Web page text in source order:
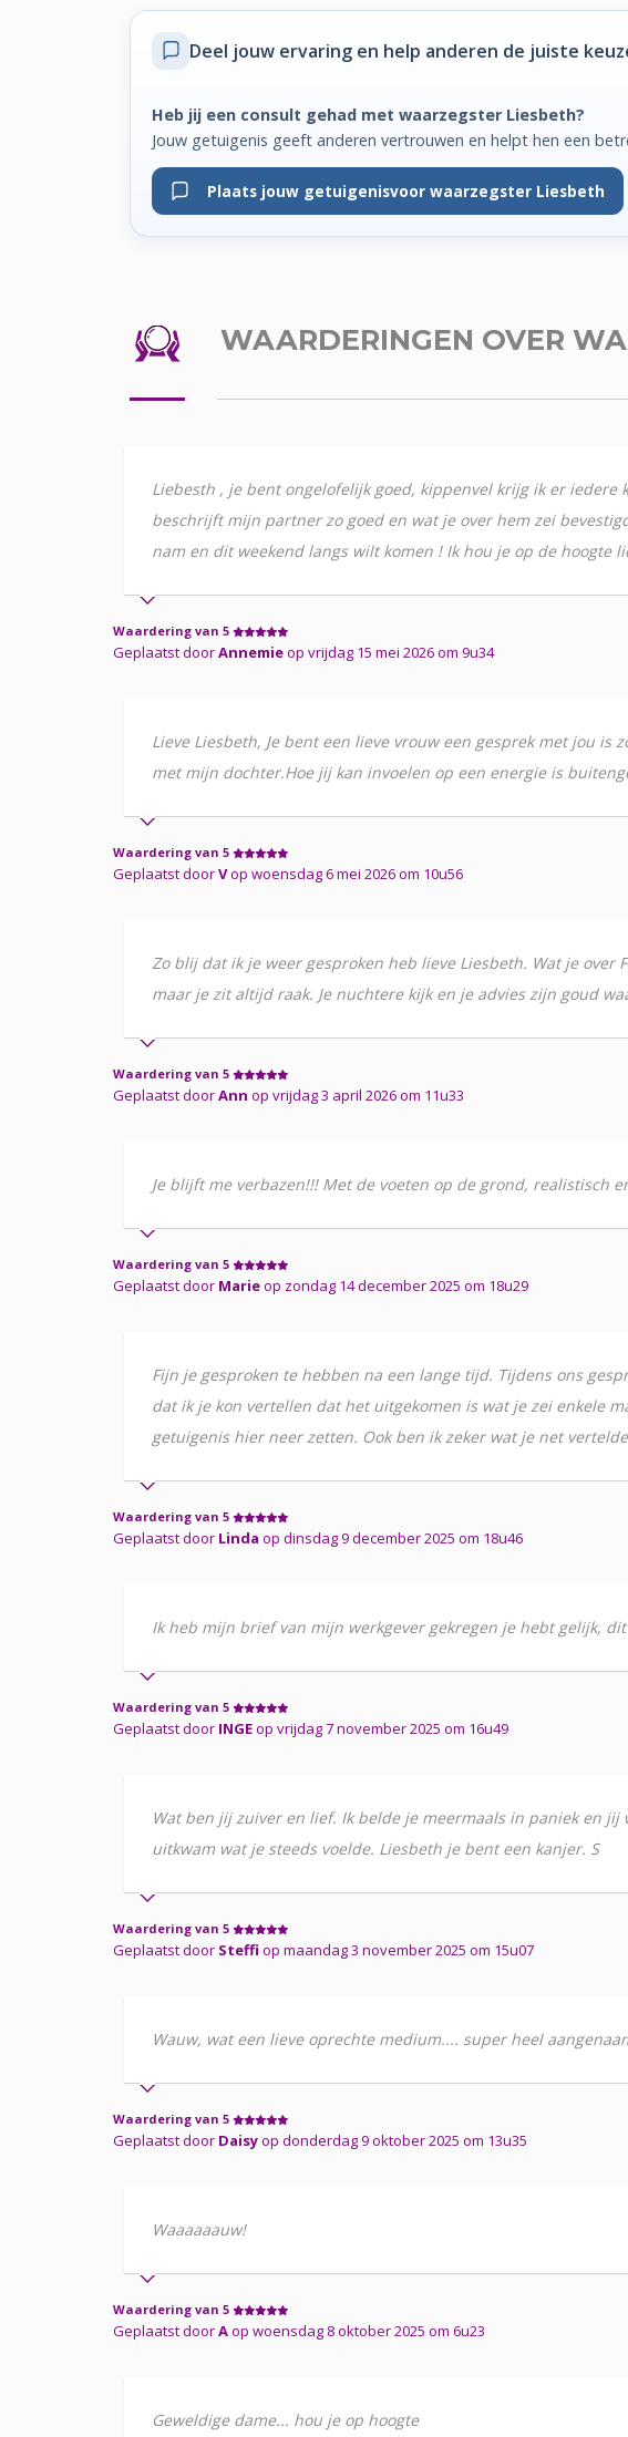
Deel jouw ervaring en help anderen de juiste
Heb jij een consult gehad met waarzegster Liesbeth?
Jouw getuigenis geeft anderen vertrouwen en helpt hen een
Plaats jouw getuigenisvoor waarzegster Liesbeth
WAARDERINGEN OVER
Liebesth , je bent ongelofelijk goed, kippenvel krijg ik er iedere
beschrijft mijn partner zo goed en wat je over hem zei
nam en dit weekend langs wilt komen ! Ik hou je op de hoogte
Waardering van 5
Geplaatst doorAnnemieop vrijdag 15 mei 2026 om 9u34
Lieve Liesbeth, Je bent een lieve vrouw een gesprek met jou
met mijn dochter.Hoe jij kan invoelen op een energie is
Waardering van 5
Geplaatst doorVop woensdag 6 mei 2026 om 10u56
Zo blij dat ik je weer gesproken heb lieve Liesbeth. Wat je
maar je zit altijd raak. Je nuchtere kijk en je advies zijn goud
Waardering van 5
Geplaatst doorAnn op vrijdag 3 april 2026 om 11u33
Je blijft me verbazen!!! Met de voeten op de grond, realistisch
Waardering van 5
Geplaatst door Marieop zondag 14 december 2025 om 18u29
Fijn je gesproken te hebben na een lange tijd. Tijdens ons
dat ik je kon vertellen dat het uitgekomen is wat je zei enkele
getuigenis hier neer zetten. Ook ben ik zeker wat je net
Waardering van 5
Geplaatst door Linda op dinsdag 9 december 2025 om 18u46
Ik heb mijn brief van mijn werkgever gekregen je hebt gelijk,
Waardering van 5
Geplaatst door INGEop vrijdag 7 november 2025 om 16u49
Wat ben jij zuiver en lief. Ik belde je meermaals in paniek en
uitkwam wat je steeds voelde. Liesbeth je bent een kanjer. S
Waardering van 5
Geplaatst door Steffi op maandag 3 november 2025 om 15u07
Wauw, wat een lieve oprechte medium.... super heel
Waardering van 5
Geplaatst door Daisyop donderdag 9 oktober 2025 om 13u35
Waaaaaauw!
Waardering van 5
Geplaatst doorAop woensdag 8 oktober 2025 om 6u23
Geweldige dame... hou je op hoogte